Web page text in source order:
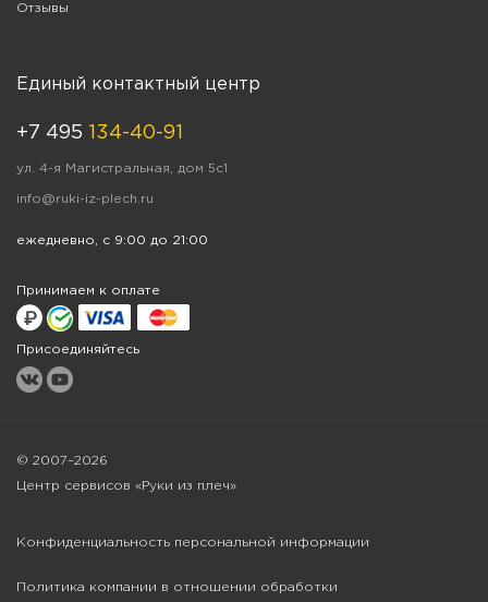
Отзывы
Единый контактный центр
+7 495 134-40-91
ул. 4-я Магистральная, дом 5с1
info@ruki-iz-plech.ru
ежедневно, с 9:00 до 21:00
Принимаем к оплате
Присоединяйтесь
© 2007–2026
Центр сервисов «Руки из плеч»
Конфиденциальность персональной информации
Политика компании в отношении обработки